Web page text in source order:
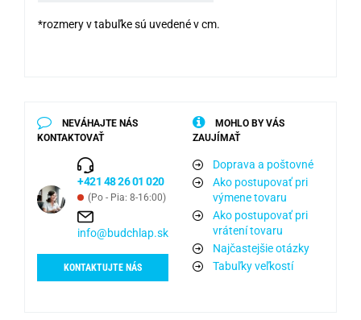
*rozmery v tabuľke sú uvedené v cm.
NEVÁHAJTE NÁS
KONTAKTOVAŤ
+421 48 26 01 020
(Po - Pia: 8-16:00)
info@budchlap.sk
KONTAKTUJTE NÁS
MOHLO BY VÁS
ZAUJÍMAŤ
Doprava a poštovné
Ako postupovať pri
výmene tovaru
Ako postupovať pri
vrátení tovaru
Najčastejšie otázky
Tabuľky veľkostí